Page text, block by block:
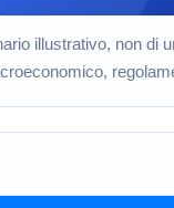
illustrativo, non di